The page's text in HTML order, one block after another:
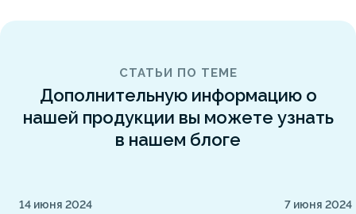
СТАТЬИ ПО ТЕМЕ
Дополнительную информацию о
нашей продукции вы можете узнать
в нашем блоге
14 июня 2024 7 июня 2024